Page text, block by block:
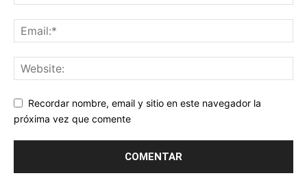
Recordar nombre, email y sitio en este navegador la
próxima vez que comente